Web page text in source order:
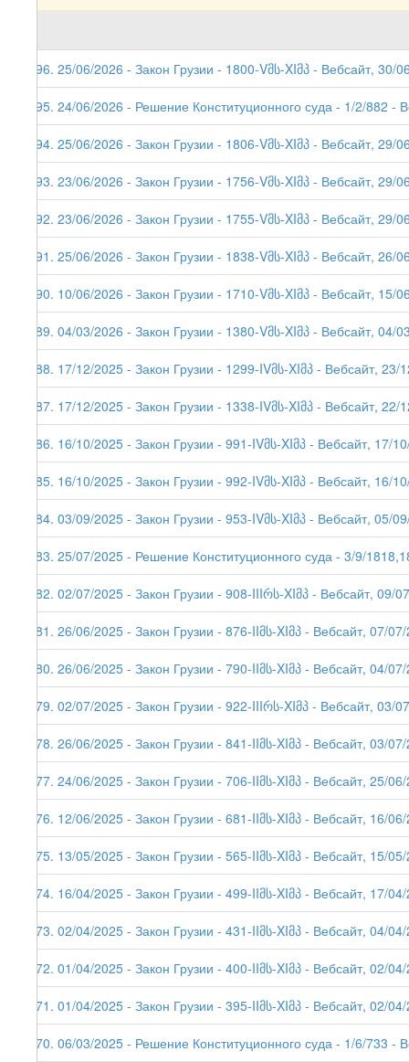
296. 25/06/2026 - Закон Грузии - 1800-Vმს-XIმპ - Вебсайт, 30/
295. 24/06/2026 - Решение Конституционного суда - 1/2/882 -
294. 25/06/2026 - Закон Грузии - 1806-Vმს-XIმპ - Вебсайт,
293. 23/06/2026 - Закон Грузии - 1756-Vმს-XIმპ - Вебсайт, 29/
292. 23/06/2026 - Закон Грузии - 1755-Vმს-XIმპ - Вебсайт, 29/
291. 25/06/2026 - Закон Грузии - 1838-Vმს-XIმპ - Вебсайт, 26/
290. 10/06/2026 - Закон Грузии - 1710-Vმს-XIმპ - Вебсайт, 15/
289. 04/03/2026 - Закон Грузии - 1380-Vმს-XIმპ - Вебсайт,
288. 17/12/2025 - Закон Грузии - 1299-IVმს-XIმპ - Вебсайт, 23/
287. 17/12/2025 - Закон Грузии - 1338-IVმს-XIმპ - Вебсайт, 22/
286. 16/10/2025 - Закон Грузии - 991-IVმს-XIმპ - Вебсайт, 17/
285. 16/10/2025 - Закон Грузии - 992-IVმს-XIმპ - Вебсайт, 16/
284. 03/09/2025 - Закон Грузии - 953-IVმს-XIმპ - Вебсайт, 05/
283. 25/07/2025 - Решение Конституционного суда - 3/9/
282. 02/07/2025 - Закон Грузии - 908-IIIრს-XIმპ - Вебсайт, 09/
281. 26/06/2025 - Закон Грузии - 876-IIმს-XIმპ - Вебсайт, 07/
280. 26/06/2025 - Закон Грузии - 790-IIმს-XIმპ - Вебсайт, 04/
279. 02/07/2025 - Закон Грузии - 922-IIIრს-XIმპ - Вебсайт, 03/
278. 26/06/2025 - Закон Грузии - 841-IIმს-XIმპ - Вебсайт, 03/
277. 24/06/2025 - Закон Грузии - 706-IIმს-XIმპ - Вебсайт, 25/
276. 12/06/2025 - Закон Грузии - 681-IIმს-XIმპ - Вебсайт, 16/
275. 13/05/2025 - Закон Грузии - 565-IIმს-XIმპ - Вебсайт, 15/
274. 16/04/2025 - Закон Грузии - 499-IIმს-XIმპ - Вебсайт, 17/
273. 02/04/2025 - Закон Грузии - 431-IIმს-XIმპ - Вебсайт, 04/
272. 01/04/2025 - Закон Грузии - 400-IIმს-XIმპ - Вебсайт, 02/
271. 01/04/2025 - Закон Грузии - 395-IIმს-XIმპ - Вебсайт, 02/
270. 06/03/2025 - Решение Конституционного суда - 1/6/733 -